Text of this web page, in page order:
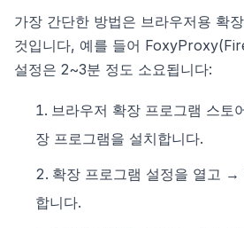
가장 간단한 방법은 브라우저용 확
것입니다, 예를 들어
설정은 2~3분 정도 소요됩니다:
브라우저 확장 프로그램 스
장 프로그램을 설치합니다.
확장 프로그램 설정을 열고
합니다.